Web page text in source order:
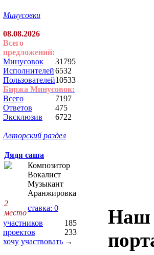
Минусовки
08.08.2026
Всего
предложений:
Минусовок
31795
Исполнителей6532
Пользователей10533
Биржа Минусовок:
Всего
7197
Ответов
475
Эксклюзив
6722
Авторский раздел
Дядя саша
Композитор
Вокалист
Музыкант
Аранжировка
2
место
ставка: 0
участников
185
проектов
233
хочу участвовать →
Наш